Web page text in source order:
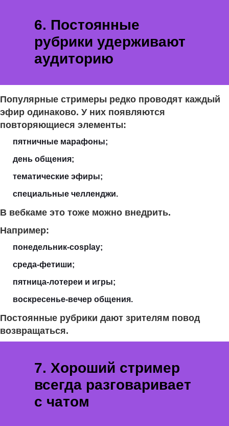
6. Постоянные
рубрики удерживают
аудиторию
Популярные стримеры редко проводят каждый
эфир одинаково. У них появляются
повторяющиеся элементы:
пятничные марафоны;
день общения;
тематические эфиры;
специальные челленджи.
В вебкаме это тоже можно внедрить.
Например:
понедельник-cosplay;
среда-фетиши;
пятница-лотереи и игры;
воскресенье-вечер общения.
Постоянные рубрики дают зрителям повод
возвращаться.
7. Хороший стример
всегда разговаривает
с чатом